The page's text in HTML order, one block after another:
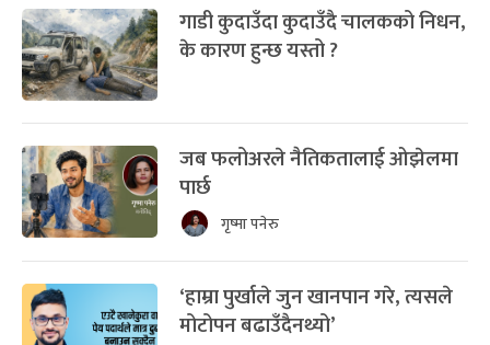
गाडी कुदाउँदा कुदाउँदै चालकको निधन,
के कारण हुन्छ यस्तो ?
जब फलोअरले नैतिकतालाई ओझेलमा
पार्छ
गृष्मा पनेरु
‘हाम्रा पुर्खाले जुन खानपान गरे, त्यसले
मोटोपन बढाउँदैनथ्यो’